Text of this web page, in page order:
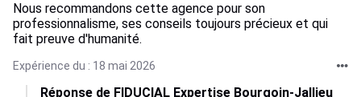
Nous recommandons cette agence pour son
professionnalisme, ses conseils toujours précieux et qui
fait preuve d'humanité.
Expérience du : 18 mai 2026
Réponse de FIDUCIAL Expertise Bourgoin-Jallieu